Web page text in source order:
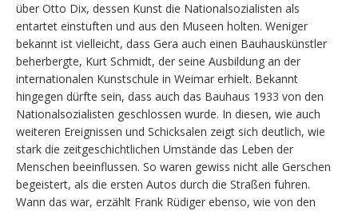
über Otto Dix, dessen Kunst die Nationalsozialisten als
entartet einstuften und aus den Museen holten. Weniger
bekannt ist vielleicht, dass Gera auch einen Bauhauskünstler
beherbergte, Kurt Schmidt, der seine Ausbildung an der
internationalen Kunstschule in Weimar erhielt. Bekannt
hingegen dürfte sein, dass auch das Bauhaus 1933 von den
Nationalsozialisten geschlossen wurde. In diesen, wie auch
weiteren Ereignissen und Schicksalen zeigt sich deutlich, wie
stark die zeitgeschichtlichen Umstände das Leben der
Menschen beeinflussen. So waren gewiss nicht alle Gerschen
begeistert, als die ersten Autos durch die Straßen fuhren.
Wann das war, erzählt Frank Rüdiger ebenso, wie von den